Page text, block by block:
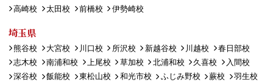
高崎校 太田校 前橋校 伊勢崎校
埼玉県
熊谷校 大宮校 川口校 所沢校 新越谷校 川越校
春日部校
志木校
南浦和校 上尾校 草加校 北浦和校 久喜校
入間校
深谷校
飯能校 東松山校 和光市校 ふじみ野校 蕨校
羽生校